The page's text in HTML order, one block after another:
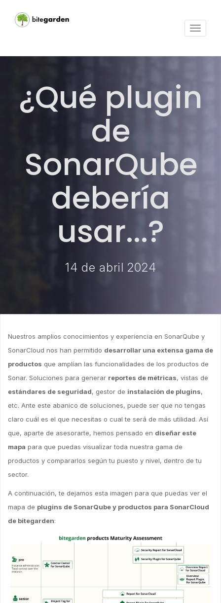
Activar
¿Qué plugin
de
SonarQube
debería
usar...?
14 de abril 2024
Nuestros amplios conocimientos y experiencia en SonarQube y
SonarCloud nos han permitido desarrollar una extensa gama de
productos que amplían las funcionalidades de los productos de
Sonar. Soluciones para generar reportes de métricas, vistas de
estándares de seguridad, gestor de instalación de plugins,
etc. Ante este abanico de soluciones, puede ser que no tengas
claro cuál es el que necesitas o cual te será de más utilidad. Así
que, aparte de asesorarte, hemos pensado en diseñar este
mapa para que puedas visualizar toda nuestra gama de
productos y compararlos según tu puesto y nivel, dentro de tu
sector.
A continuación, te dejamos esta imagen para que puedas ver el
mapa de plugins de SonarQube y productos para SonarCloud
de bitegarden: